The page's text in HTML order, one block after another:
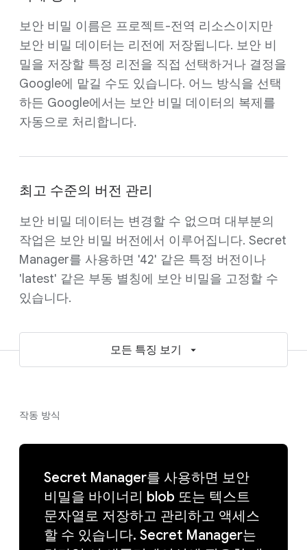
보안 비밀 이름은 프로젝트-전역 리소스이지만
보안 비밀 데이터는 리전에 저장됩니다. 보안 비
밀을 저장할 특정 리전을 직접 선택하거나 결정을
Google에 맡길 수도 있습니다. 어느 방식을 선택
하든 Google에서는 보안 비밀 데이터의 복제를
자동으로 처리합니다.
최고 수준의 버전 관리
보안 비밀 데이터는 변경할 수 없으며 대부분의
작업은 보안 비밀 버전에서 이루어집니다. Secret
Manager를 사용하면 '42' 같은 특정 버전이나
'latest' 같은 부동 별칭에 보안 비밀을 고정할 수
있습니다.
모든 특징 보기
작동 방식
Secret Manager를 사용하면 보안
비밀을 바이너리 blob 또는 텍스트
문자열로 저장하고 관리하고 액세스
할 수 있습니다. Secret Manager는